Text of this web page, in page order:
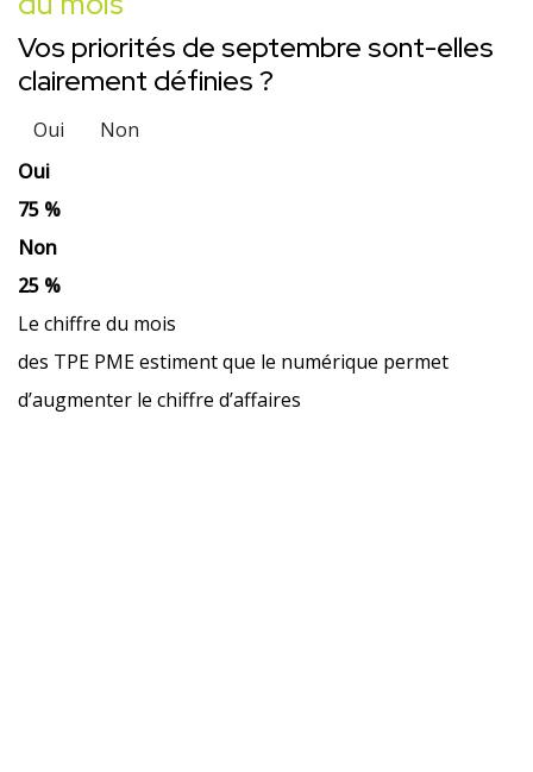
Vos priorités de septembre sont-elles
clairement définies ?
Oui
Non
Oui
75 %
Non
25 %
Le chiffre du mois
des TPE PME estiment que le numérique permet
d’augmenter le chiffre d’affaires